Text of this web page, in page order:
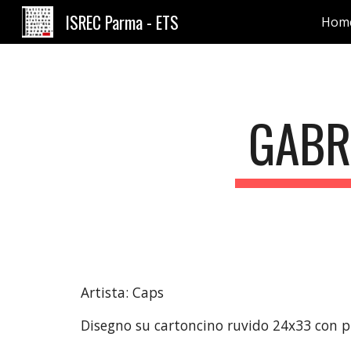
ISREC Parma - ETS
Artista: Caps
Disegno su cartoncino ruvido 24x33 con